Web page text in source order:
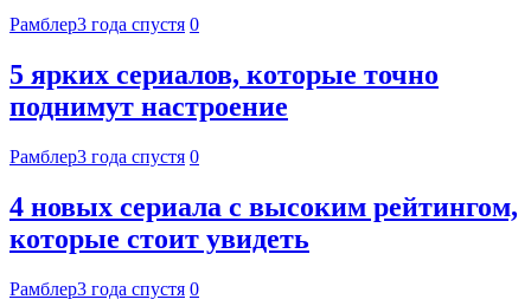
Рамблер3 года спустя 0
5 ярких сериалов, которые точно
поднимут настроение
Рамблер3 года спустя 0
4 новых сериала с высоким рейтингом,
которые стоит увидеть
Рамблер3 года спустя 0